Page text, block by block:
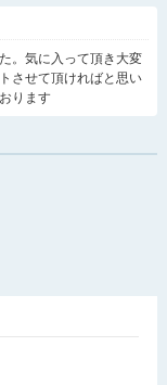
。気に入って頂き大変
させて頂ければと思い
ります